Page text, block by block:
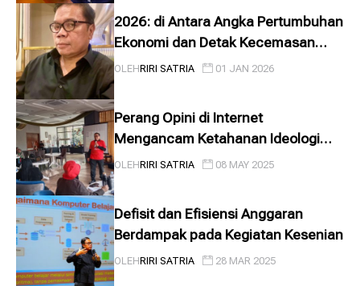
2026: di Antara Angka Pertumbuhan
Ekonomi dan Detak Kecemasan
Kebudayaan
OLEHRIRI SATRIA 01 JAN 2026
Perang Opini di Internet
Mengancam Ketahanan Ideologi
Negara, Jika …
OLEHRIRI SATRIA 08 MAY 2025
Defisit dan Efisiensi Anggaran
Berdampak pada Kegiatan Kesenian
OLEHRIRI SATRIA 28 MAR 2025